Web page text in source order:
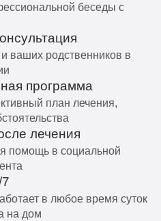
беседы с
ваших родственников в
программа
план лечения,
лечения
помощь в социальной
в любое время суток
на дом